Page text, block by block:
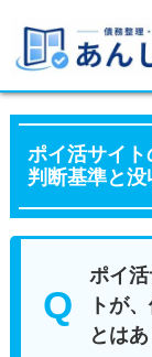
ポイ活サイ
判断基準と
ポイ
トが
とは